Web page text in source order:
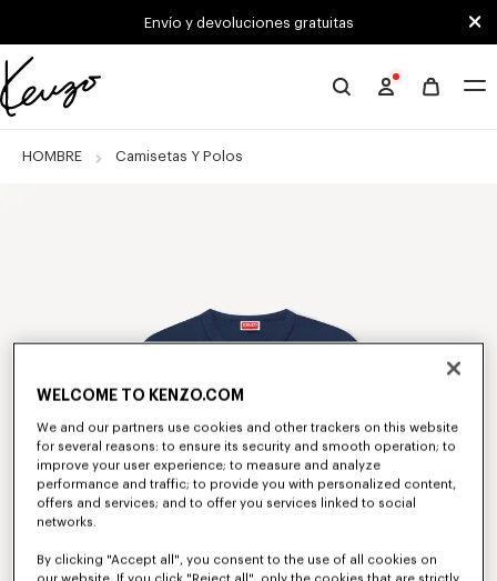
Skip to main content
Skip to footer contentEnvío y devoluciones gratuitas
Página
HOMBRE Camisetas Y Polos
WELCOME TO KENZO.COM
We and our partners use cookies and other trackers on this website
for several reasons: to ensure its security and smooth operation; to
improve your user experience; to measure and analyze
performance and traffic; to provide you with personalized content,
offers and services; and to offer you services linked to social
networks.
By clicking "Accept all", you consent to the use of all cookies on
our website. If you click "Reject all", only the cookies that are strictly